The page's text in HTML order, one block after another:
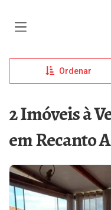
Ordenar
2 Imóveis à
em Recanto